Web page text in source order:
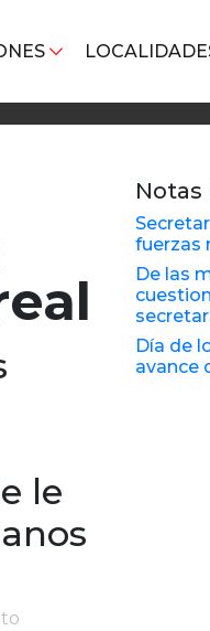
le
Notas
fuerzas
De las
Día de
avance